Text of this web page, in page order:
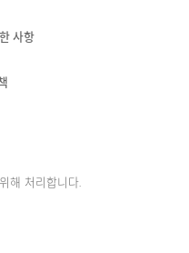
사항
해 처리합니다.